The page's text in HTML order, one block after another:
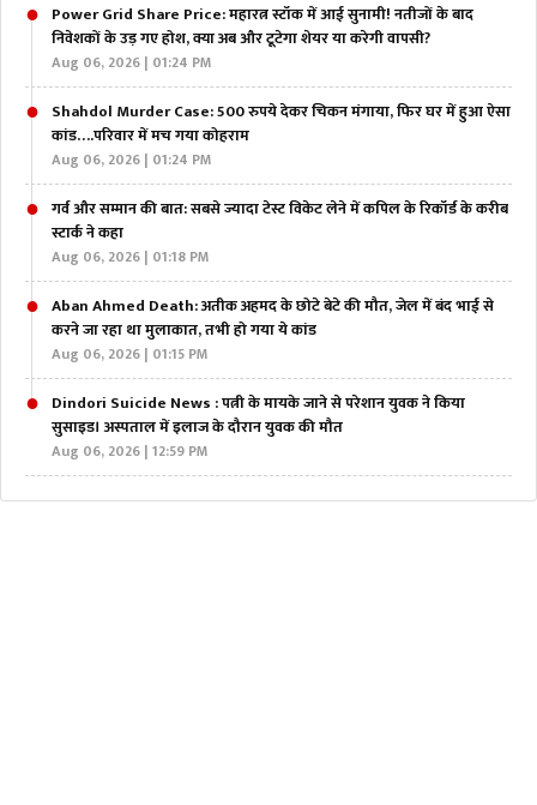
Power Grid Share Price: महारत्न स्टॉक में आई सुनामी! नतीजों के बाद
निवेशकों के उड़ गए होश, क्या अब और टूटेगा शेयर या करेगी वापसी?
Aug 06, 2026 | 01:24 PM
Shahdol Murder Case: 500 रुपये देकर चिकन मंगाया, फिर घर में हुआ ऐसा
कांड….परिवार में मच गया कोहराम
Aug 06, 2026 | 01:24 PM
गर्व और सम्मान की बात: सबसे ज्यादा टेस्ट विकेट लेने में कपिल के रिकॉर्ड के करीब
स्टार्क ने कहा
Aug 06, 2026 | 01:18 PM
Aban Ahmed Death: अतीक अहमद के छोटे बेटे की मौत, जेल में बंद भाई से
करने जा रहा था मुलाकात, तभी हो गया ये कांड
Aug 06, 2026 | 01:15 PM
Dindori Suicide News : पत्नी के मायके जाने से परेशान युवक ने किया
सुसाइड। अस्पताल में इलाज के दौरान युवक की मौत
Aug 06, 2026 | 12:59 PM